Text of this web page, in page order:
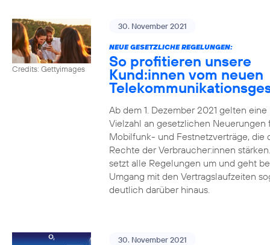
Credits: Gettyimages
30. November 2021
NEUE GESETZLICHE REGELUNGEN:
So profitieren unsere
Kund:innen vom neuen
Ab dem 1. Dezember 2021 gelten eine
Vielzahl an gesetzlichen Neuerungen
Mobilfunk- und Festnetzverträge, die
Rechte der Verbraucher:innen
setzt alle Regelungen um und geht
Umgang mit den Vertragslaufzeiten
deutlich darüber hinaus.
30. November 2021